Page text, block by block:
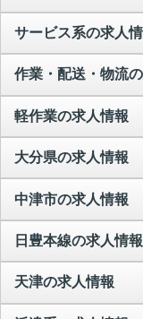
サービス系の求人
作業・配送・物流
軽作業の求人情報
大分県の求人情報
中津市の求人情報
日豊本線の求人情報
天津の求人情報